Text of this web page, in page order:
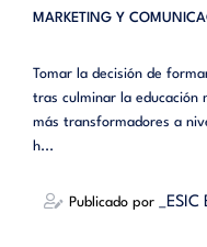
MARKETING Y
Tomar la decisión de
tras culminar la educación
más transformadores a
h...
Publicado por _ESIC